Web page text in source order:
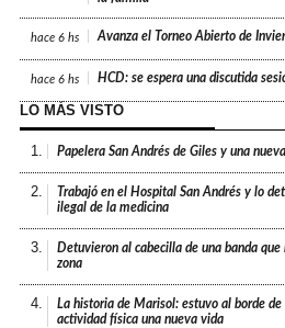
hace 6 hs Avanza el Torneo Abierto de
hace 6 hs HCD: se espera una discutida
LO MÁS VISTO
1. Papelera San Andrés de Giles y una
2.
Trabajó en el Hospital San Andrés y lo
ilegal de la medicina
3.
Detuvieron al cabecilla de una banda que
zona
4.
La historia de Marisol: estuvo al borde
actividad física una nueva vida